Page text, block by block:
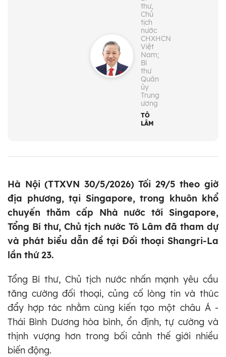
thư,
Chủ
tịch
nước
CHXHCN
Việt
Nam;
Bí
thư
Quân
ủy
Trung
ương
TÔ
LÂM
Hà Nội (TTXVN 30/5/2026) Tối 29/5 theo giờ
địa phương, tại Singapore, trong khuôn khổ
chuyến thăm cấp Nhà nước tới Singapore,
Tổng Bí thư, Chủ tịch nước Tô Lâm đã tham dự
và phát biểu dẫn đề tại Đối thoại Shangri-La
lần thứ 23.
Tổng Bí thư, Chủ tịch nước nhấn mạnh yêu cầu
tăng cường đối thoại, củng cố lòng tin và thúc
đẩy hợp tác nhằm cùng kiến tạo một châu Á -
Thái Bình Dương hòa bình, ổn định, tự cường và
thịnh vượng hơn trong bối cảnh thế giới nhiều
biến động.